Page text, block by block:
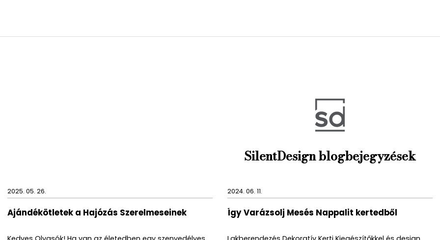
SilentDesign blogbejegyzések
2025. 05. 26.
Ajándékötletek a Hajózás Szerelmeseinek
2024. 06. 11.
Így Varázsolj Mesés Nappalit kertedből